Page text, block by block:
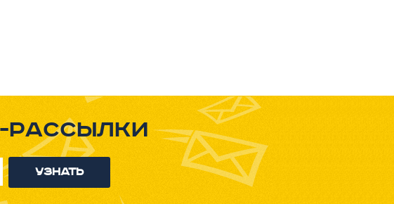
рассылки
Узнать